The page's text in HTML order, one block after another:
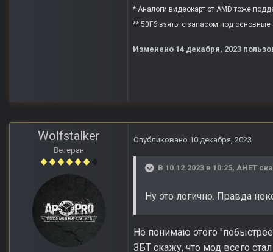
* Аналоги видеокарт от AMD тоже
** 50Гб взяты с запасом под основные
Изменено 14 декабря, 2023
Wolfstalker
Ветеран
Опубликовано 10 декабря, 2023
В 10.12.2023 в 10:25, АНЕТ
Ну это логично. Правда
Не понимаю этого
ЗБТ скажу, что мод всего